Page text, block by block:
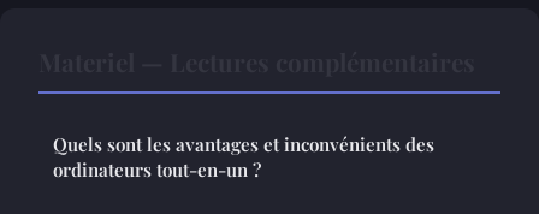
Quels sont les avantages et inconvénients des
ordinateurs tout-en-un ?